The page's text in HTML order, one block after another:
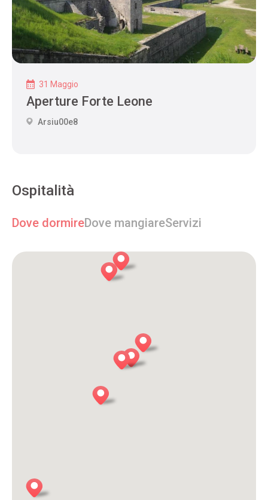
31 Maggio
Aperture Forte Leone
Arsiu00e8
Ospitalità
Dove dormireDove mangiareServizi